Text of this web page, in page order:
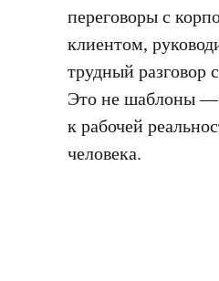
переговоры с
клиентом,
трудный разговор
Это не шаблоны —
к рабочей
человека.